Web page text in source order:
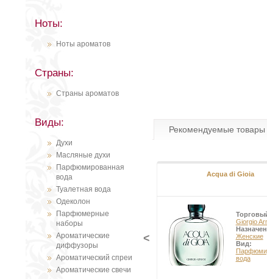
Ноты:
Ноты ароматов
Страны:
Страны ароматов
Виды:
Духи
Масляные духи
Парфюмированная
вода
Туалетная вода
Одеколон
Парфюмерные
наборы
Ароматические
диффузоры
Ароматический спреи
Ароматические свечи
Рекомендуемые товары
Acqua di Gioia
Giorgio
Женские
Вид:
вода
<